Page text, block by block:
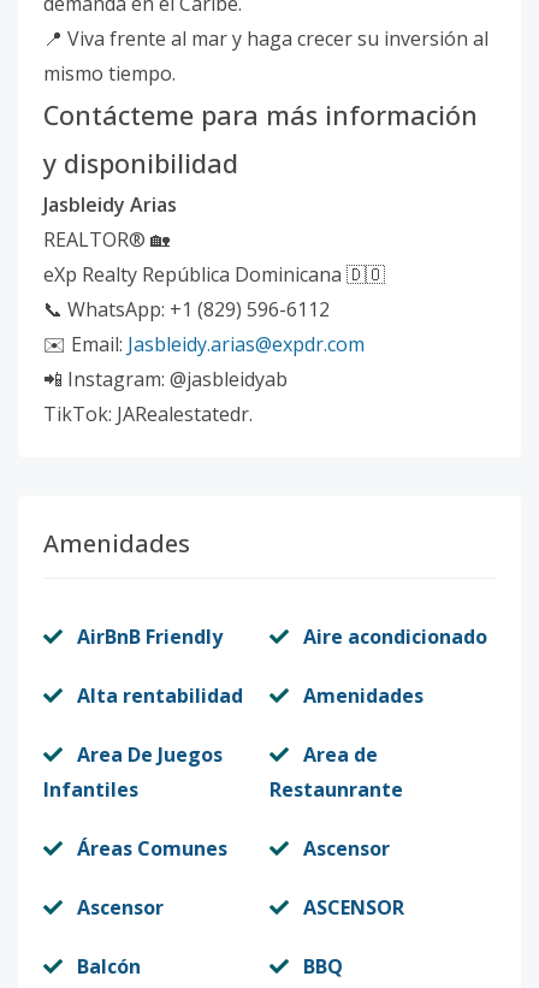
📍 Viva frente al mar y haga crecer su inversión al
mismo tiempo.
Contácteme para más información
y disponibilidad
Jasbleidy Arias
REALTOR® 🏡
eXp Realty República Dominicana 🇩🇴
📞 WhatsApp: +1 (829) 596-6112
✉️ Email: Jasbleidy.arias@expdr.com
📲 Instagram: @jasbleidyab
TikTok: JARealestatedr.
Amenidades
AirBnB Friendly Aire acondicionado
Alta rentabilidad Amenidades
Area De Juegos
Infantiles
Area de
Restaunrante
Áreas Comunes Ascensor
Ascensor ASCENSOR
Balcón BBQ